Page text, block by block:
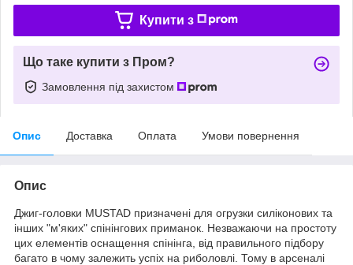
Купити з
Що таке купити з Пром?
Замовлення під захистом
Опис Доставка Оплата Умови повернення
Опис
Джиг-головки MUSTAD призначені для огрузки силіконових та
інших "м'яких" спінінгових приманок. Незважаючи на простоту
цих елементів оснащення спінінга, від правильного підбору
багато в чому залежить успіх на риболовлі. Тому в арсеналі